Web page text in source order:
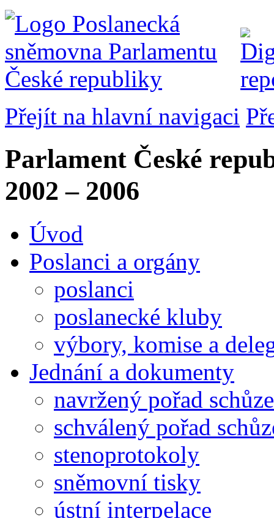
Přejít na hlavní navigaci
Parlament České
2002 – 2006
Úvod
Poslanci a orgány
poslanci
poslanecké kluby
výbory, komise a
Jednání a dokumenty
navržený pořad schůze
schválený pořad
stenoprotokoly
sněmovní tisky
ústní interpelace